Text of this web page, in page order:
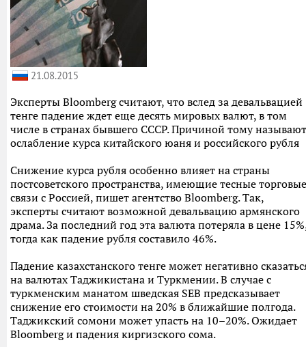
21.08.2015
Эксперты Bloomberg считают, что вслед за девальвацией
тенге падение ждет еще десять мировых валют, в том
числе в странах бывшего СССР. Причиной тому называют
ослабление курса китайского юаня и российского рубля
Снижение курса рубля особенно влияет на страны
постсоветского пространства, имеющие тесные торговые
связи с Россией, пишет агентство Bloomberg. Так,
эксперты считают возможной девальвацию армянского
драма. За последний год эта валюта потеряла в цене
тогда как падение рубля составило 46%.
Падение казахстанского тенге может негативно
на валютах Таджикистана и Туркмении. В случае с
туркменским манатом шведская SEB предсказывает
снижение его стоимости на 20% в ближайшие полгода.
Таджикский сомони может упасть на 10–20%. Ожидает
Bloomberg и падения киргизского сома.